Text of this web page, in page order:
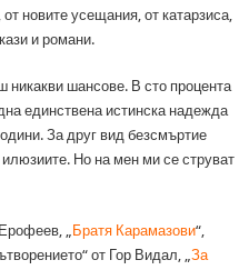
новите усещания, от катарзиса,
и романи.
шансове. В сто процента
единствена истинска надежда
За друг вид безсмъртие
Но на мен ми се струват
„Братя Карамазови“,
от Гор Видал, „За